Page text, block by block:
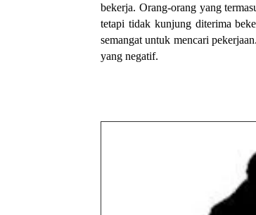
bekerja. Orang-orang yang
tetapi tidak kunjung diterima
semangat untuk mencari
yang negatif.